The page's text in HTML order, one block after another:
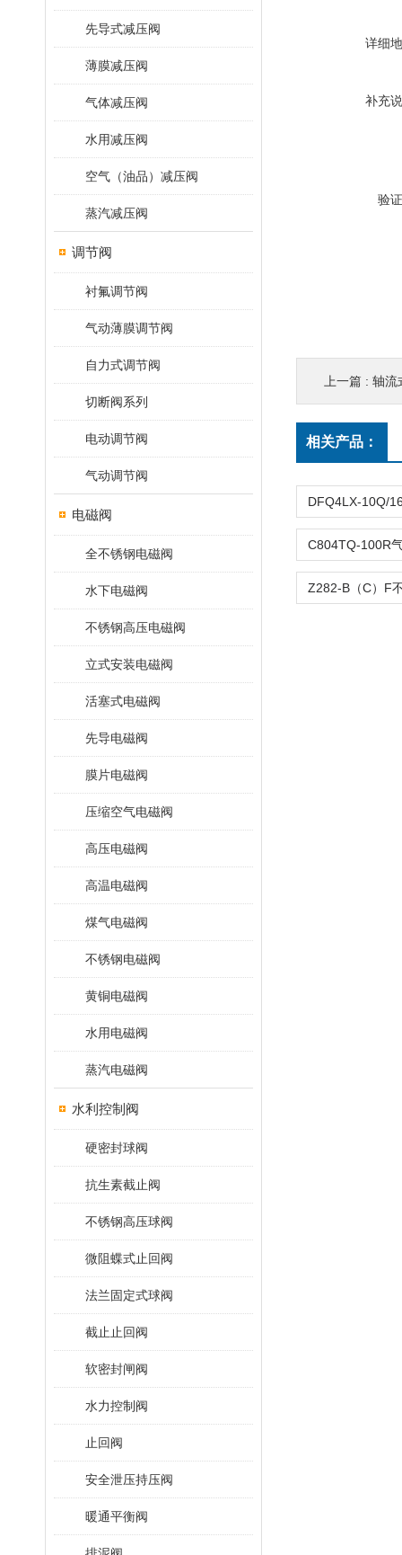
先导式减压阀
薄膜减压阀
气体减压阀
水用减压阀
空气（油品）减压阀
蒸汽减压阀
调节阀
衬氟调节阀
气动薄膜调节阀
自力式调节阀
切断阀系列
电动调节阀
气动调节阀
电磁阀
全不锈钢电磁阀
水下电磁阀
不锈钢高压电磁阀
立式安装电磁阀
活塞式电磁阀
先导电磁阀
膜片电磁阀
压缩空气电磁阀
高压电磁阀
高温电磁阀
煤气电磁阀
不锈钢电磁阀
黄铜电磁阀
水用电磁阀
蒸汽电磁阀
水利控制阀
硬密封球阀
抗生素截止阀
不锈钢高压球阀
微阻蝶式止回阀
法兰固定式球阀
截止止回阀
软密封闸阀
水力控制阀
止回阀
安全泄压持压阀
暖通平衡阀
详细
补充
验
上一篇 : 轴流
相关产品：